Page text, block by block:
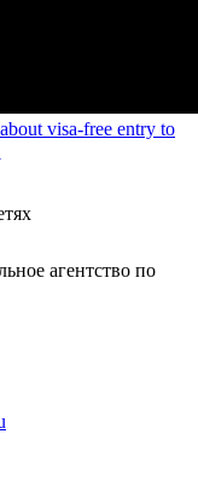
about visa-free entry to
агентство по